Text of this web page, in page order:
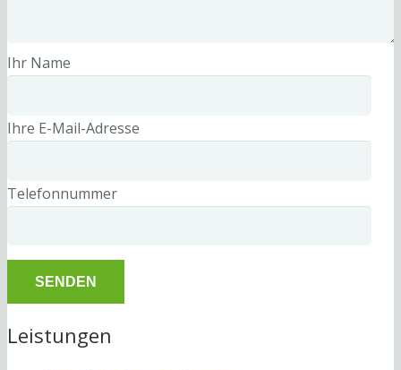
Ihr Name
Ihre E-Mail-Adresse
Telefonnummer
Leistungen